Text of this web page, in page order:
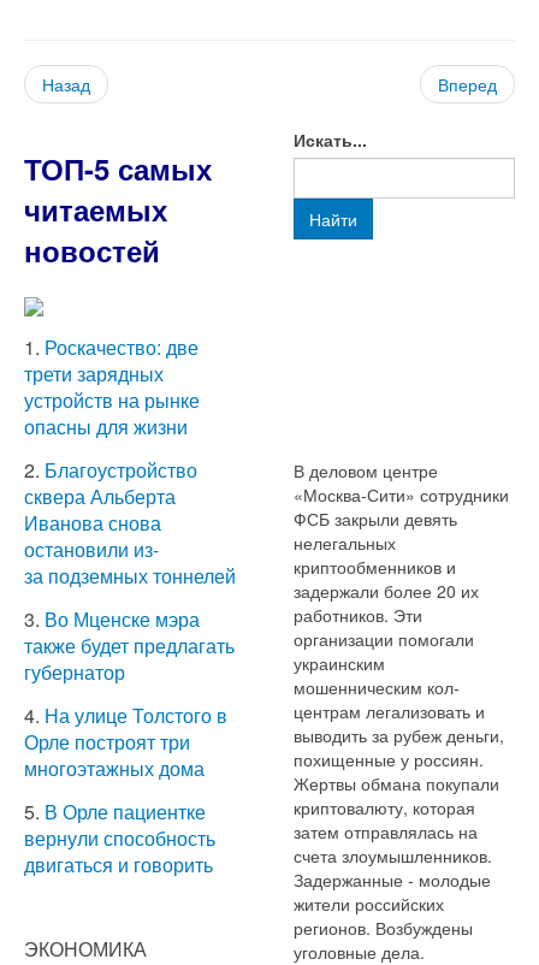
Назад Вперед
ТОП-5 самых
читаемых
новостей
1. Роскачество: две
трети зарядных
устройств на рынке
опасны для жизни
2. Благоустройство
сквера Альберта
Иванова снова
остановили из-
за подземных тоннелей
3. Во Мценске мэра
также будет предлагать
губернатор
4. На улице Толстого в
Орле построят три
многоэтажных дома
5. В Орле пациентке
вернули способность
двигаться и говорить
ЭКОНОМИКА
Искать...
Найти
В деловом центре
«Москва-Сити» сотрудники
ФСБ закрыли девять
нелегальных
криптообменников и
задержали более 20 их
работников. Эти
организации помогали
украинским
мошенническим кол-
центрам легализовать и
выводить за рубеж деньги,
похищенные у россиян.
Жертвы обмана покупали
криптовалюту, которая
затем отправлялась на
счета злоумышленников.
Задержанные - молодые
жители российских
регионов. Возбуждены
уголовные дела.